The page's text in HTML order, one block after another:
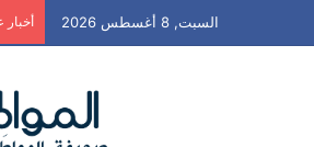
السبت, 8 أغسطس 2026 أخبار